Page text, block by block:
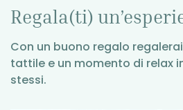
Regala(ti)
Con un buono regalo
tattile e un momento di relax
stessi.